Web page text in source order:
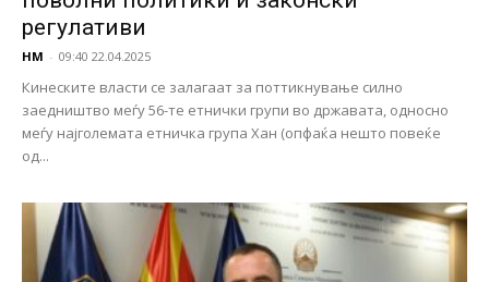
регулативи
НМ - 09:40 22.04.2025
Кинеските власти се залагаат за поттикнување силно
заедништво меѓу 56-те етнички групи во државата, односно
меѓу најголемата етничка група Хан (опфаќа нешто повеќе
од...